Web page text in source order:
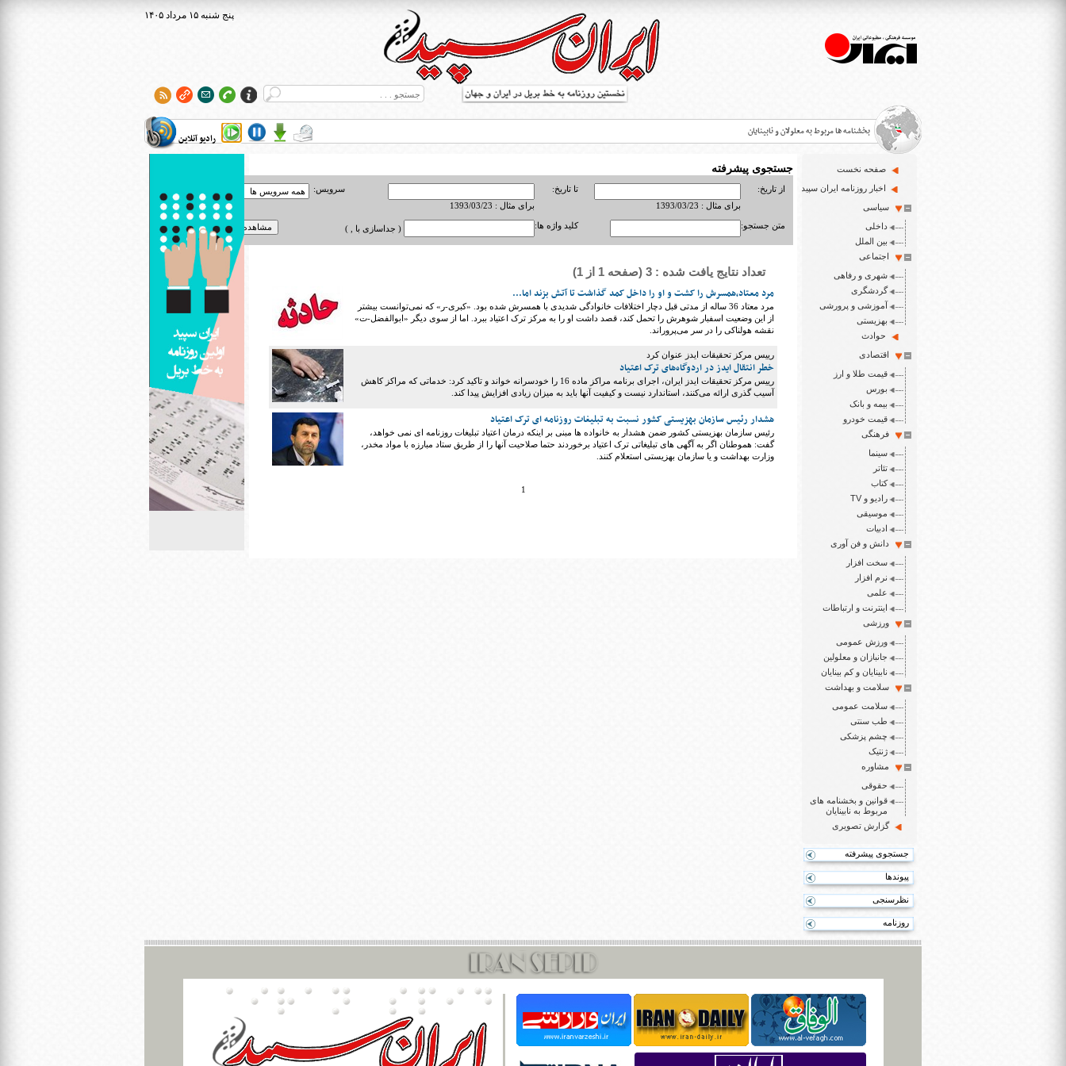
۱۴۰۵ پنج شنبه ۱۵ مرداد
رادیو آنلاین
بخشنامه ها مربوط به معلولان و نابینایان
>
قانون حمایت از حقوق معلولان
اخبار حوزه معلولان و نابینایان
>
ایران سپید سایت خبری نابینایان و تنها روزنامه به خط بریل در جهان
>
صفحه نخست
اخبار روزنامه ایران سپید
سیاسی
داخلی
بین الملل
اجتماعی
شهری و رفاهی
گردشگری
آموزشی و پرورشی
بهزیستی
حوادث
اقتصادی
قیمت طلا و ارز
بورس
بیمه و بانک
قیمت خودرو
فرهنگی
سینما
تئاتر
کتاب
رادیو و TV
موسیقی
ادبیات
دانش و فن آوری
سخت افزار
نرم افزار
علمی
اینترنت و ارتباطات
ورزشی
ورزش عمومی
جانبازان و معلولین
نابینایان و کم بینایان
سلامت و بهداشت
سلامت عمومی
طب سنتی
چشم پزشکی
ژنتیک
مشاوره
حقوقی
قوانین و بخشنامه های
مربوط به نابینایان
گزارش تصویری
جستجوی پیشرفته
پیوندها
نظرسنجی
روزنامه
جستجوی پیشرفته
از تاریخ:
برای مثال : 1393/03/23
تا تاریخ:
برای مثال : 1393/03/23
سرویس:
متن جستجو: کلید واژه ها: ( جداسازی با , )
تعداد نتایج یافت شده : 3 (صفحه 1 از 1)
مرد معتاد،همسرش را کشت و او را داخل کمد گذاشت تا آتش بزند اما...
مرد معتاد 36 ساله از مدتی قبل دچار اختلافات خانوادگی شدیدی با همسرش شده بود. «کبری-ر» که نمی‌توانست بیشتر
از این وضعیت اسفبار شوهرش را تحمل کند، قصد داشت او را به مرکز ترک اعتیاد ببرد. اما از سوی دیگر «ابوالفضل-ت»
نقشه هولناکی را در سر می‌پروراند.
رییس مرکز تحقیقات ایدز عنوان کرد
خطر انتقال ایدز در اردوگاه‌های ترک اعتیاد
رییس مرکز تحقیقات ایدز ایران، اجرای برنامه مراکز ماده 16 را خودسرانه خواند و تاکید کرد: خدماتی که مراکز کاهش
آسیب‌ گذری ارائه می‌کنند، استاندارد نیست و کیفیت آنها باید به میزان زیادی افزایش پیدا کند.
هشدار رئیس سازمان بهزیستی کشور نسبت به تبلیغات روزنامه ای ترک اعتیاد
رئیس سازمان بهزیستی کشور ضمن هشدار به خانواده ها مبنی بر اینکه درمان اعتیاد تبلیغات روزنامه ای نمی خواهد،
گفت: هموطنان اگر به آگهی های تبلیغاتی ترک اعتیاد برخوردند حتما صلاحیت آنها را از طریق ستاد مبارزه با مواد مخدر،
وزارت بهداشت و یا سازمان بهزیستی استعلام کنند.
1